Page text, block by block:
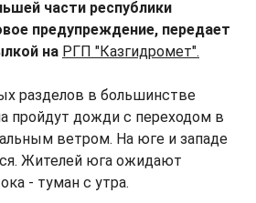
части республики
предупреждение, передает
на РГП "Казгидромет".
разделов в большинстве
пройдут дожди с переходом в
ветром. На юге и западе
Жителей юга ожидают
- туман с утра.